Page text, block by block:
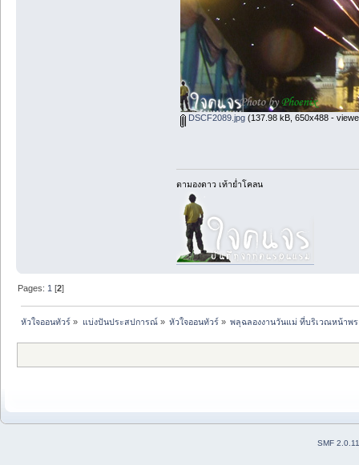
DSCF2089.jpg(137.98 kB, 650x488 -
ตามองดาว เท้าย่ำโคลน
Pages: 1 [2]
หัวใจออนทัวร์ » แบ่งปันประสปการณ์» หัวใจออนทัวร์» พลุฉลองงานวันแม่ ที่บริเวณหน้าพ
SMF 2.0.11